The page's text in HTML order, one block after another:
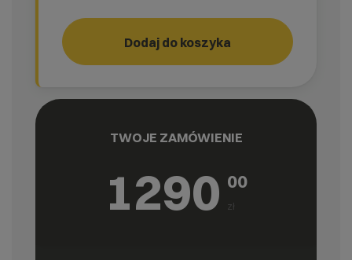
Dodaj do koszyka GO!
TWOJE ZAMÓWIENIE
1290 00
zł